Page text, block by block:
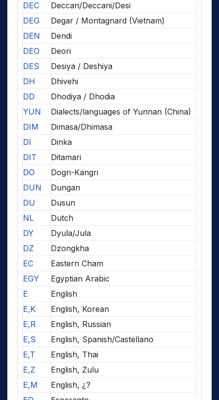
DEC
Deccan/Deccani/Desi
DEG
Degar / Montagnard (Vietnam)
DEN
Dendi
DEO
Deori
DES
Desiya / Deshiya
DH
Dhivehi
DD
Dhodiya / Dhodia
YUN
Dialects/languages of Yunnan (China)
DIM
Dimasa/Dhimasa
DI
Dinka
DIT
Ditamari
DO
Dogri-Kangri
DUN
Dungan
DU
Dusun
NL
Dutch
DY
Dyula/Jula
DZ
Dzongkha
EC
Eastern Cham
EGY
Egyptian Arabic
E
English
E,K
English, Korean
E,R
English, Russian
E,S
English, Spanish/Castellano
E,T
English, Thai
E,Z
English, Zulu
E,M
English, ¿?